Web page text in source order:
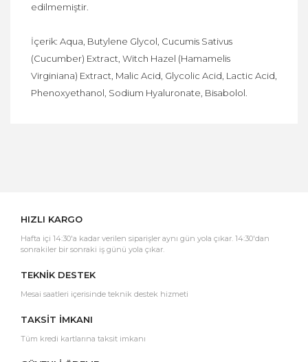
edilmemiştir.
İçerik: Aqua, Butylene Glycol, Cucumis Sativus
(Cucumber) Extract, Witch Hazel (Hamamelis
Virginiana) Extract, Malic Acid, Glycolic Acid, Lactic Acid,
Phenoxyethanol, Sodium Hyaluronate, Bisabolol.
HIZLI KARGO
Hafta içi 14:30'a kadar verilen siparişler aynı gün yola çıkar. 14:30'dan
sonrakiler bir sonraki iş günü yola çıkar.
TEKNİK DESTEK
Mesai saatleri içerisinde teknik destek hizmeti
TAKSİT İMKANI
Tüm kredi kartlarına taksit imkanı